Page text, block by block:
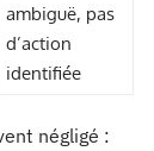
ambiguë, pas
d’action
identifiée
négligé :